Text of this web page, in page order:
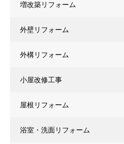
増改築リフォーム
外壁リフォーム
外構リフォーム
小屋改修工事
屋根リフォーム
浴室・洗面リフォーム